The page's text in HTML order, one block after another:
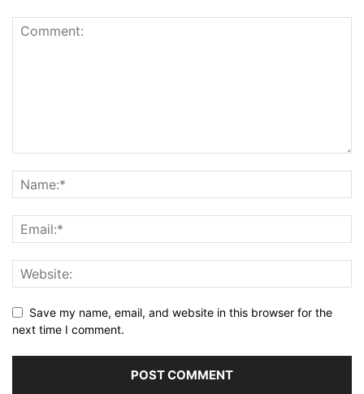
Save my name, email, and website in this browser for the
next time I comment.